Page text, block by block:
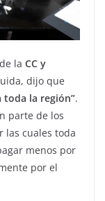
la CC y
dijo que
la región”.
parte de los
las cuales toda
menos por
por el